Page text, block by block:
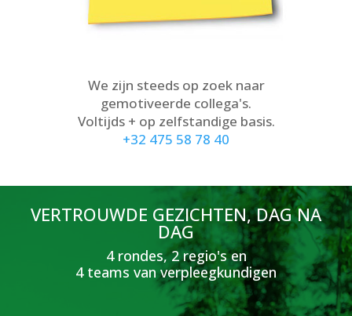
We zijn steeds op zoek naar
gemotiveerde collega's.
Voltijds + op zelfstandige basis.
+32 475 58 78 40
VERTROUWDE GEZICHTEN, DAG NA
DAG
4 rondes, 2 regio's en
4 teams van verpleegkundigen